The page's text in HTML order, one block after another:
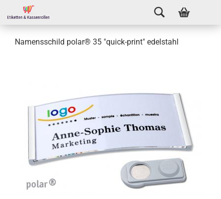
Namensschild polar® 35 "quick-print" edelstahl